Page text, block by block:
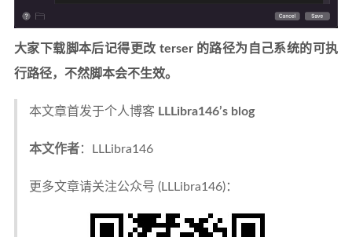
大家下载脚本后记得更改 terser 的路径为自己系统的可执
行路径，不然脚本会不生效。
本文章首发于个人博客 LLLibra146’s blog
本文作者：LLLibra146
更多文章请关注公众号 (LLLibra146)：